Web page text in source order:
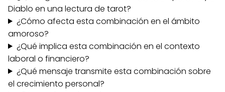
Diablo en una lectura de tarot?
¿Cómo afecta esta combinación en el ámbito
amoroso?
¿Qué implica esta combinación en el contexto
laboral o financiero?
¿Qué mensaje transmite esta combinación sobre
el crecimiento personal?